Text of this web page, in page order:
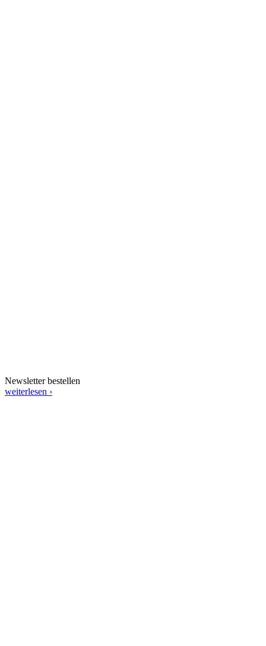
Newsletter bestellen
weiterlesen ›